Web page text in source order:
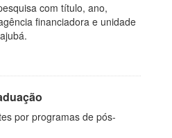
com título, ano,
financiadora e unidade
por programas de pós-